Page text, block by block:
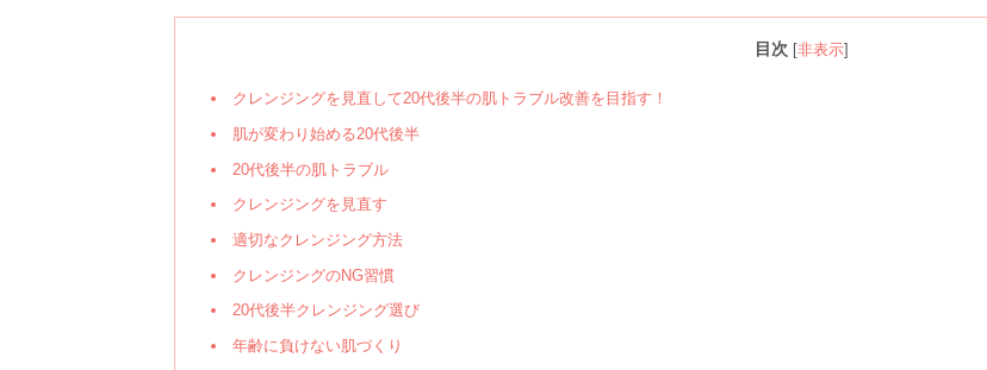
目次 非表示]
クレンジングを見直して20代後半の肌トラブル改善を目指す！
肌が変わり始める20代後半
20代後半の肌トラブル
クレンジングを見直す
適切なクレンジング方法
クレンジングのNG習慣
20代後半クレンジング選び
年齢に負けない肌づくり